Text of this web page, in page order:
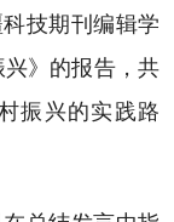
技期刊编辑学
》的报告，共
振兴的实践路